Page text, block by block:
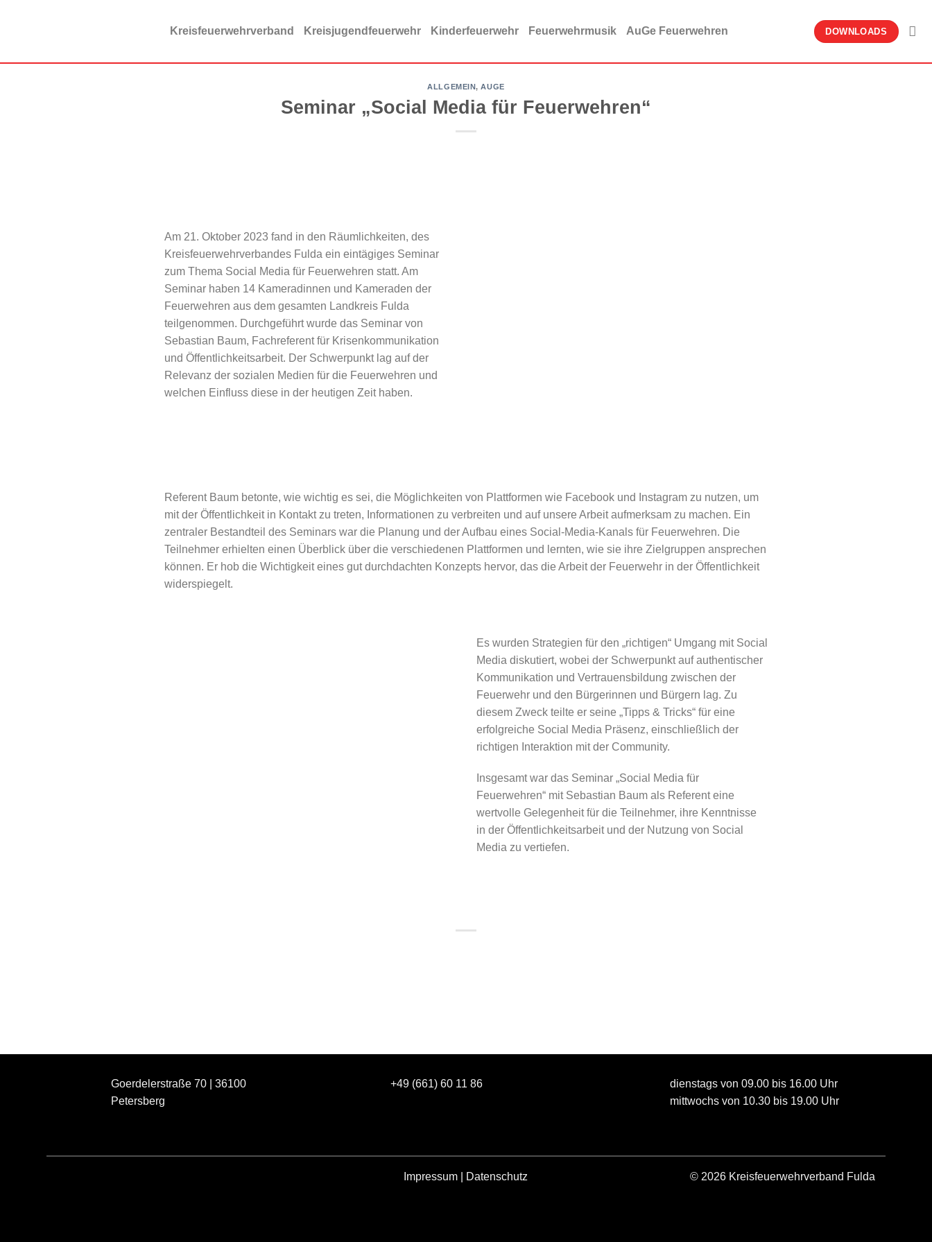
Kreisfeuerwehrverband Kreisjugendfeuerwehr Kinderfeuerwehr Feuerwehrmusik AuGe Feuerwehren DOWNLOADS
ALLGEMEIN,AUGE
Seminar „Social Media für Feuerwehren“
Am 21. Oktober 2023 fand in den Räumlichkeiten, des
Kreisfeuerwehrverbandes Fulda ein eintägiges Seminar
zum Thema Social Media für Feuerwehren statt. Am
Seminar haben 14 Kameradinnen und Kameraden der
Feuerwehren aus dem gesamten Landkreis Fulda
teilgenommen. Durchgeführt wurde das Seminar von
Sebastian Baum, Fachreferent für Krisenkommunikation
und Öffentlichkeitsarbeit. Der Schwerpunkt lag auf der
Relevanz der sozialen Medien für die Feuerwehren und
welchen Einfluss diese in der heutigen Zeit haben.
Referent Baum betonte, wie wichtig es sei, die Möglichkeiten von Plattformen wie Facebook und Instagram zu nutzen, um
mit der Öffentlichkeit in Kontakt zu treten, Informationen zu verbreiten und auf unsere Arbeit aufmerksam zu machen. Ein
zentraler Bestandteil des Seminars war die Planung und der Aufbau eines Social-Media-Kanals für Feuerwehren. Die
Teilnehmer erhielten einen Überblick über die verschiedenen Plattformen und lernten, wie sie ihre Zielgruppen ansprechen
können. Er hob die Wichtigkeit eines gut durchdachten Konzepts hervor, das die Arbeit der Feuerwehr in der Öffentlichkeit
widerspiegelt.
Es wurden Strategien für den „richtigen“ Umgang mit Social
Media diskutiert, wobei der Schwerpunkt auf authentischer
Kommunikation und Vertrauensbildung zwischen der
Feuerwehr und den Bürgerinnen und Bürgern lag. Zu
diesem Zweck teilte er seine „Tipps & Tricks“ für eine
erfolgreiche Social Media Präsenz, einschließlich der
richtigen Interaktion mit der Community.
Insgesamt war das Seminar „Social Media für
Feuerwehren“ mit Sebastian Baum als Referent eine
wertvolle Gelegenheit für die Teilnehmer, ihre Kenntnisse
in der Öffentlichkeitsarbeit und der Nutzung von Social
Media zu vertiefen.
Goerdelerstraße 70 | 36100
Petersberg
+49 (661) 60 11 86
dienstags von 09.00 bis 16.00 Uhr
mittwochs von 10.30 bis 19.00 Uhr
Impressum Datenschutz © 2026 Kreisfeuerwehrverband Fulda